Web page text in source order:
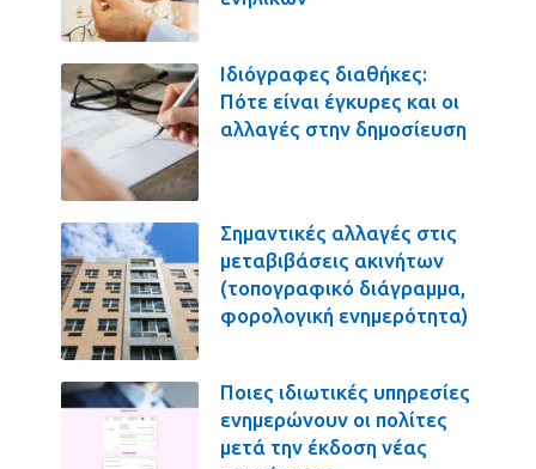
Ιδιόγραφες διαθήκες:
Πότε είναι έγκυρες και οι
αλλαγές στην δημοσίευση
Σημαντικές αλλαγές στις
μεταβιβάσεις ακινήτων
(τοπογραφικό διάγραμμα,
φορολογική ενημερότητα)
Ποιες ιδιωτικές υπηρεσίες
ενημερώνουν οι πολίτες
μετά την έκδοση νέας